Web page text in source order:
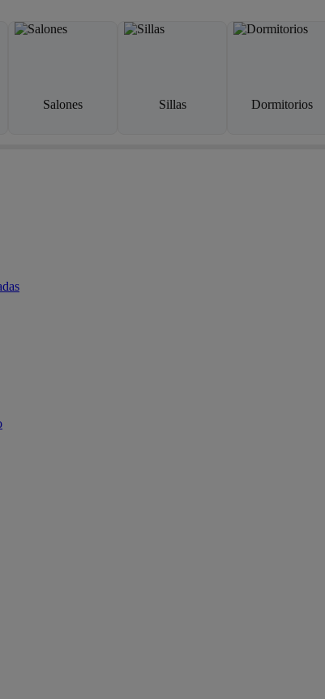
Salones Sillas Dormitorios